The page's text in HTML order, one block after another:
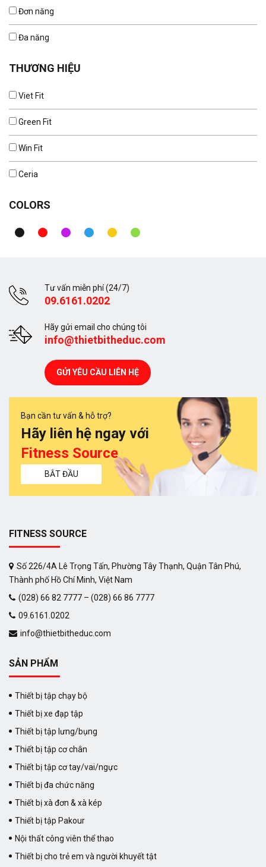
Đơn năng
Đa năng
THƯƠNG HIỆU
Viet Fit
Green Fit
Win Fit
Ceria
COLORS
Tư vấn miễn phí (24/7)
09.6161.0202
Hãy gửi email cho chúng tôi
info@thietbitheduc.com
GỬI YÊU CẦU LIÊN HỆ
Bạn cần tư vấn & hỗ trợ?
Hãy liên hệ ngay với
Fitness Source
BẮT ĐẦU
FITNESS SOURCE
Số 226/4A Lê Trọng Tấn, Phường Tây Thạnh, Quận Tân Phú,
Thành phố Hồ Chí Minh, Việt Nam
(028) 66 82 7777 – (028) 66 86 7777
09.6161.0202
info@thietbitheduc.com
SẢN PHẨM
Thiết bị tập chạy bộ
Thiết bị xe đạp tập
Thiết bị tập lưng/bụng
Thiết bị tập cơ chân
Thiết bị tập cơ tay/vai/ngực
Thiết bị đa chức năng
Thiết bị xà đơn & xà kép
Thiết bị tập Pakour
Nội thất công viên thể thao
Thiết bị cho trẻ em và người khuyết tật